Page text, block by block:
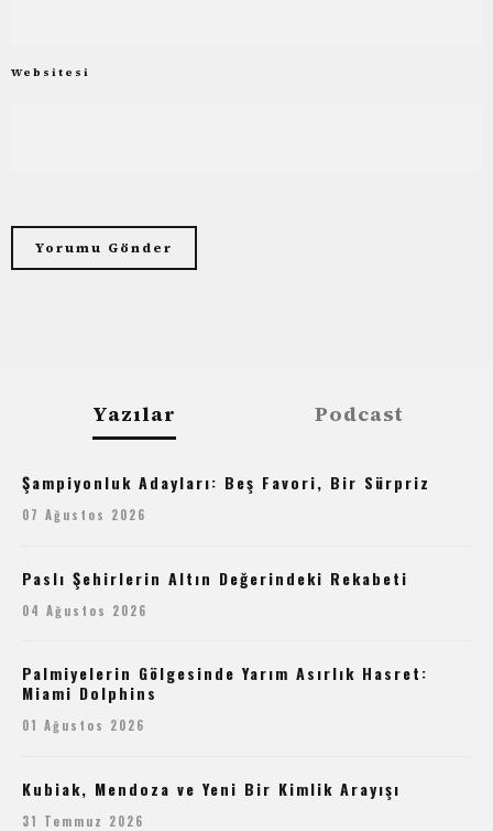
Websitesi
Yazılar Podcast
Şampiyonluk Adayları: Beş Favori, Bir Sürpriz
07 Ağustos 2026
Paslı Şehirlerin Altın Değerindeki Rekabeti
04 Ağustos 2026
Palmiyelerin Gölgesinde Yarım Asırlık Hasret:
Miami Dolphins
01 Ağustos 2026
Kubiak, Mendoza ve Yeni Bir Kimlik Arayışı
31 Temmuz 2026